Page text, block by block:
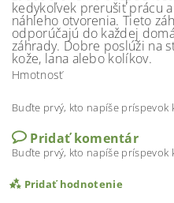
kedykoľvek prerušiť prácu
náhleho otvorenia. Tieto
odporúčajú do každej
záhrady. Dobre poslúži na
kože, lana alebo kolíkov.
Hmotnosť
Buďte prvý, kto napíše príspevok
Pridať komentár
Buďte prvý, kto napíše príspevok
Pridať hodnotenie